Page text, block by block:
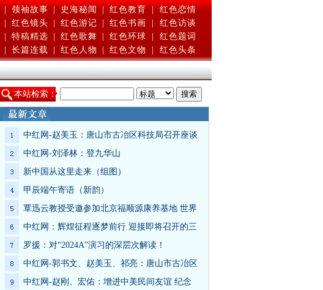
| 领袖故事 | 史海秘闻 | 红色教育 |
红色恋情
红色镜头 红色游记 红色书画
红色访谈
特稿精选 红色歌舞 红色环球
红色题词
长篇连载 红色人物 红色文物 红色头条
本站检索：
中红网-赵美玉：唐山市古冶区科技局召开座谈
中红网-刘泽林：登九华山
新中国从这里走来（组图）
甲辰端午寄语（新韵）
覃迅云教授受邀参加北京福顺源康养基地 世界
中红网：辉煌征程逐梦前行 迎接即将召开的三
罗援：对“2024A”演习的深层次解读！
中红网-郭书文、赵美玉、祁亮：唐山市古冶区
中红网-赵刚、宏佑：增进中美民间友谊 纪念